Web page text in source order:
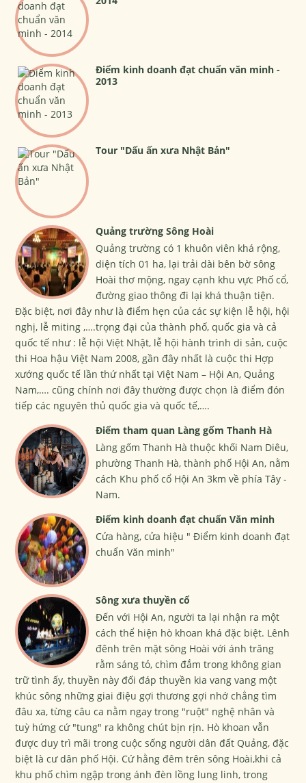
Điểm kinh doanh đạt chuẩn văn minh -
2013
Tour "Dấu ấn xưa Nhật Bản"
Quảng trường Sông Hoài
Quảng trường có 1 khuôn viên khá rộng,
diện tích 01 ha, lại trải dài bên bờ sông
Hoài thơ mộng, ngay cạnh khu vực Phố cổ,
đường giao thông đi lại khá thuận tiện.
Đặc biệt, nơi đây như là điểm hẹn của các sự kiện lễ hội, hội
nghị, lễ miting ,….trọng đại của thành phố, quốc gia và cả
quốc tế như : lễ hội Việt Nhật, lễ hội hành trình di sản, cuộc
thi Hoa hậu Việt Nam 2008, gần đây nhất là cuộc thi Hợp
xướng quốc tế lần thứ nhất tại Việt Nam – Hội An, Quảng
Nam,…. cũng chính nơi đây thường được chọn là điểm đón
tiếp các nguyên thủ quốc gia và quốc tế,….
Điểm tham quan Làng gốm Thanh Hà
Làng gốm Thanh Hà thuộc khối Nam Diêu,
phường Thanh Hà, thành phố Hội An, nằm
cách Khu phố cổ Hội An 3km về phía Tây -
Nam.
Điểm kinh doanh đạt chuẩn Văn minh
Cửa hàng, cửa hiệu " Điểm kinh doanh đạt
chuẩn Văn minh"
Sông xưa thuyền cổ
Đến với Hội An, người ta lại nhận ra một
cách thể hiện hò khoan khá đặc biệt. Lênh
đênh trên mặt sông Hoài với ánh trăng
rằm sáng tỏ, chìm đắm trong không gian
trữ tình ấy, thuyền này đối đáp thuyền kia vang vang một
khúc sông những giai điệu gợi thương gợi nhớ chẳng tìm
đâu xa, từng câu ca nằm ngay trong "ruột" nghệ nhân và
tuỳ hứng cứ "tung" ra không chút bịn rịn. Hò khoan vẫn
được duy trì mãi trong cuộc sống người dân đất Quảng, đặc
biệt là cư dân phố Hội. Cứ hằng đêm trên sông Hoài,khi cả
khu phố chìm ngập trong ánh đèn lồng lung linh, trong